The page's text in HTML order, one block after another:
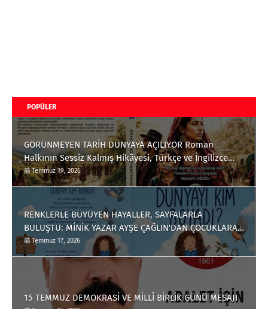
POPÜLER
GÖRÜNMEYEN TARİH DÜNYAYA AÇILIYOR Roman
Halkının Sessiz Kalmış Hikâyesi, Türkçe ve İngilizce
Olarak Okuyucuyla Buluştu
Temmuz 19, 2026
RENKLERLE BÜYÜYEN HAYALLER, SAYFALARLA
BULUŞTU: MİNİK YAZAR AYŞE ÇAĞLIN'DAN ÇOCUKLARA
ANLAMLI BİR ESER
Temmuz 17, 2026
15 TEMMUZ DEMOKRASİ VE MİLLÎ BİRLİK GÜNÜ MESAJI